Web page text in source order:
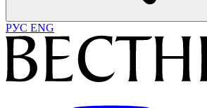
РУС ENG